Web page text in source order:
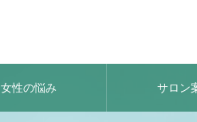
女性の悩み サロン